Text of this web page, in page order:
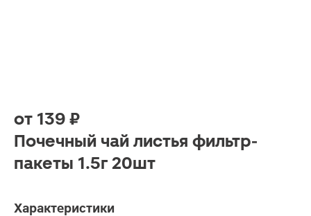
от 139 ₽
Почечный чай листья фильтр-
пакеты 1.5г 20шт
Характеристики